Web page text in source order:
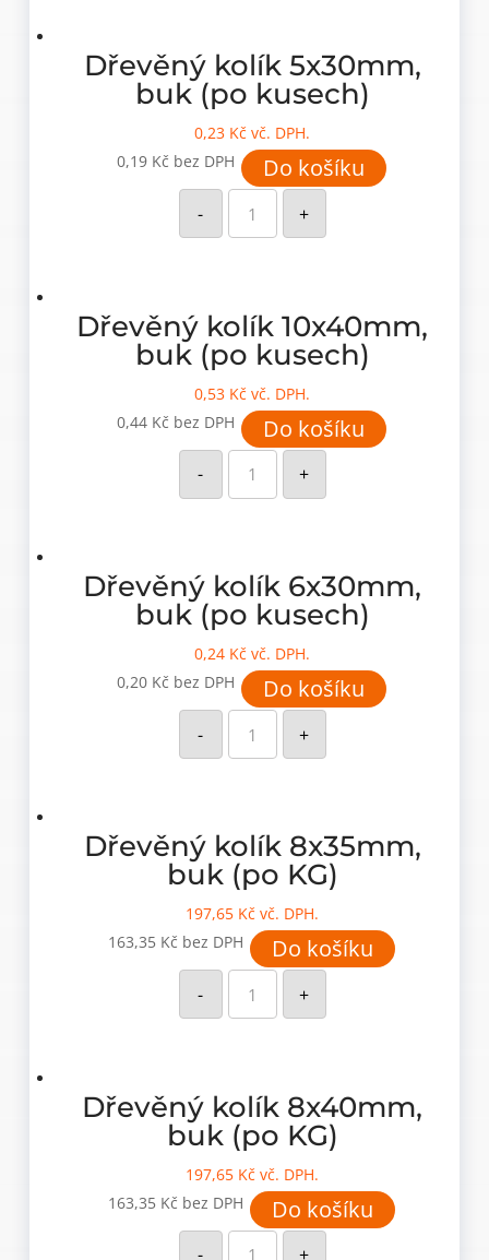
Dřevěný kolík 5x30mm,
buk (po kusech)
0,23 Kč vč. DPH.
0,19 Kč bez DPH Do košíku
-
Dřevěný
kolík
5x30mm,
buk
+
Dřevěný kolík 10x40mm,
buk (po kusech)
0,53 Kč vč. DPH.
0,44 Kč bez DPH Do košíku
-
Dřevěný
kolík
10x40mm,
buk
+
Dřevěný kolík 6x30mm,
buk (po kusech)
0,24 Kč vč. DPH.
0,20 Kč bez DPH Do košíku
-
Dřevěný
kolík
6x30mm,
buk
+
Dřevěný kolík 8x35mm,
buk (po KG)
197,65 Kč vč. DPH.
163,35 Kč bez DPH Do košíku
-
Dřevěný
kolík
8x35mm,
buk
+
Dřevěný kolík 8x40mm,
buk (po KG)
197,65 Kč vč. DPH.
163,35 Kč bez DPH Do košíku
-
Dřevěný
kolík +